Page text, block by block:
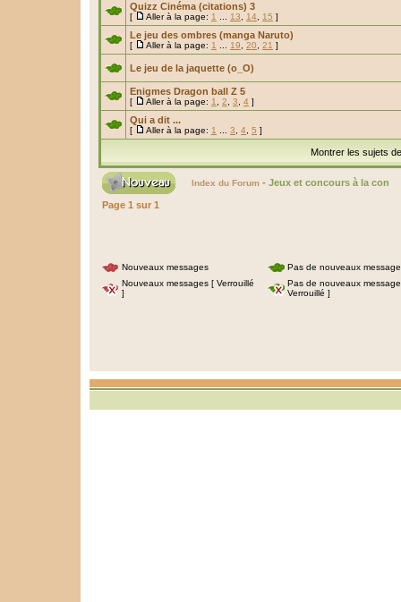
Quizz Cinéma (citations) 3
[ Aller à la page: 1 13 14 15 ]
Le jeu des ombres (manga Naruto)
[ Aller à la page: 1 19 20 21 ]
Le jeu de la jaquette (o_O)
Enigmes Dragon ball Z 5
[ Aller à la page: 1 2 3 4 ]
Qui a dit ...
[ Aller à la page: 1 3 4 5 ]
Montrer les sujets
Index du Forum - Jeux et concours à la con
Page 1 sur 1
Nouveaux messages
Pas de nouveaux
Nouveaux messages [ Verrouillé
]
Pas de nouveaux
Verrouillé ]